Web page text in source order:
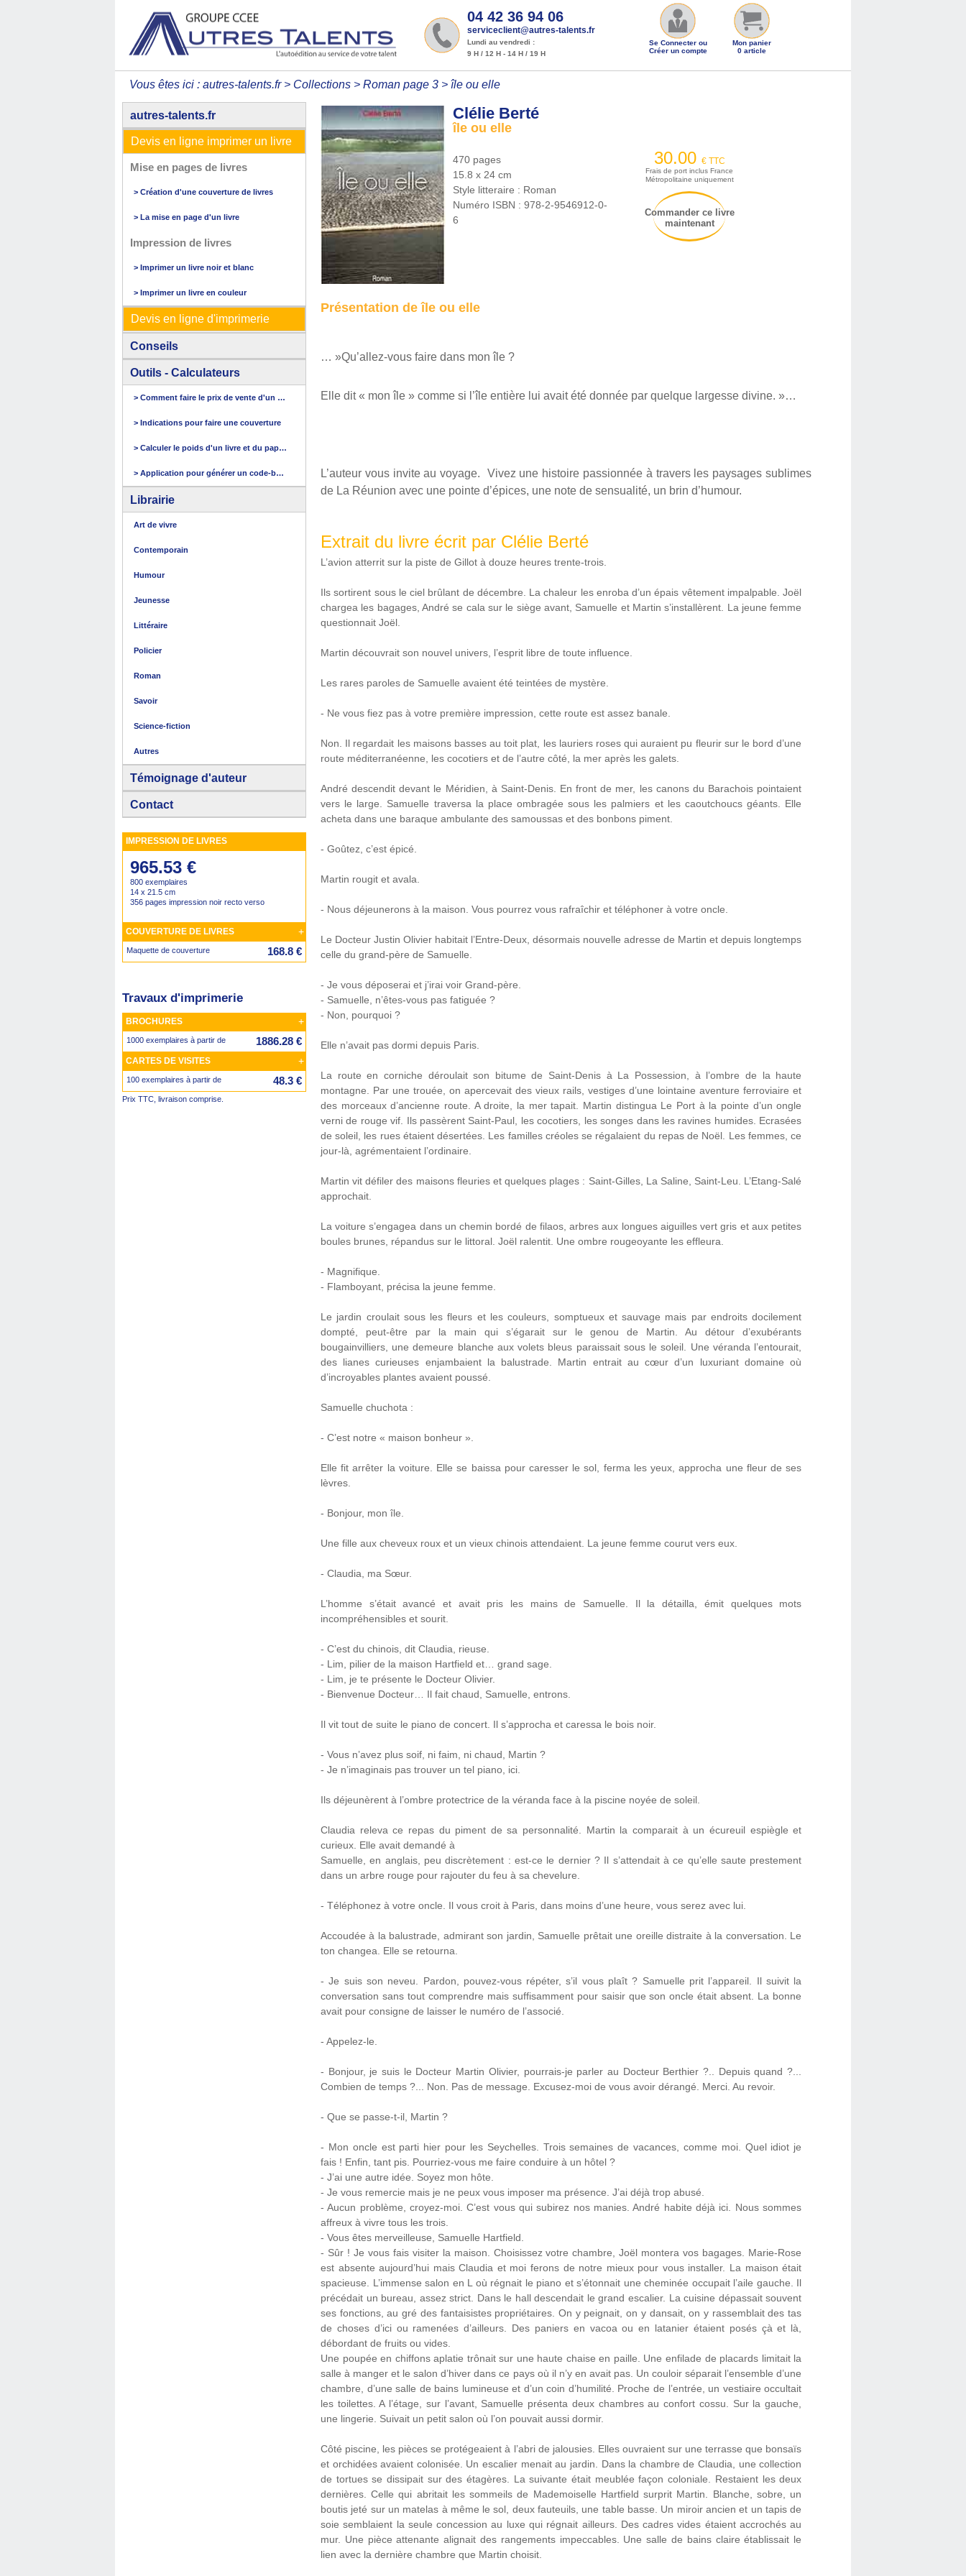
04 42 36 94 06
serviceclient@autres-talents.fr
Lundi au vendredi :
9 H / 12 H - 14 H / 19 H
Se Connecter ou
Créer un compte
Mon panier
0 article
Vous êtes ici : autres-talents.fr> Collections > Roman page 3 > île ou elle
autres-talents.fr
Devis en ligne imprimer un livre
Mise en pages de livres
> Création d'une couverture de livres
> La mise en page d'un livre
Impression de livres
> Imprimer un livre noir et blanc
> Imprimer un livre en couleur
Devis en ligne d'imprimerie
Conseils
Outils - Calculateurs
> Comment faire le prix de vente d'un livre
> Indications pour faire une couverture
> Calculer le poids d'un livre et du papier
> Application pour générer un code-barres
Librairie
Art de vivre
Contemporain
Humour
Jeunesse
Littéraire
Policier
Roman
Savoir
Science-fiction
Autres
Témoignage d'auteur
Contact
IMPRESSION DE LIVRES
965.53 €
800 exemplaires
14 x 21.5 cm
356 pages impression noir recto verso
COUVERTURE DE LIVRES +
Maquette de couverture 168.8 €
Travaux d'imprimerie
BROCHURES +
1000 exemplaires à partir de 1886.28 €
CARTES DE VISITES +
100 exemplaires à partir de 48.3 €
Prix TTC, livraison comprise.
Clélie Berté
île ou elle
470 pages
15.8 x 24 cm
Style litteraire : Roman
Numéro ISBN :978-2-9546912-0-
6
30.00 € TTC
Frais de port inclus France
Métropolitaine uniquement
Commander ce livre
maintenant
Présentation de île ou elle
… »Qu’allez-vous faire dans mon île ?
Elle dit « mon île » comme si l’île entière lui avait été donnée par quelque largesse divine. »…
L’auteur vous invite au voyage.
Vivez une histoire passionnée à travers les paysages sublimes
de La Réunion avec une pointe d’épices, une note de sensualité, un brin d’humour.
Extrait du livre écrit par Clélie Berté
L’avion atterrit sur la piste de Gillot à douze heures trente-trois.
Ils sortirent sous le ciel brûlant de décembre. La chaleur les enroba d’un épais vêtement impalpable. Joël
chargea les bagages, André se cala sur le siège avant, Samuelle et Martin s’installèrent. La jeune femme
questionnait Joël.
Martin découvrait son nouvel univers, l’esprit libre de toute influence.
Les rares paroles de Samuelle avaient été teintées de mystère.
- Ne vous fiez pas à votre première impression, cette route est assez banale.
Non. Il regardait les maisons basses au toit plat, les lauriers roses qui auraient pu fleurir sur le bord d’une
route méditerranéenne, les cocotiers et de l’autre côté, la mer après les galets.
André descendit devant le Méridien, à Saint-Denis. En front de mer, les canons du Barachois pointaient
vers le large. Samuelle traversa la place ombragée sous les palmiers et les caoutchoucs géants. Elle
acheta dans une baraque ambulante des samoussas et des bonbons piment.
- Goûtez, c’est épicé.
Martin rougit et avala.
- Nous déjeunerons à la maison. Vous pourrez vous rafraîchir et téléphoner à votre oncle.
Le Docteur Justin Olivier habitait l’Entre-Deux, désormais nouvelle adresse de Martin et depuis longtemps
celle du grand-père de Samuelle.
- Je vous déposerai et j’irai voir Grand-père.
- Samuelle, n’êtes-vous pas fatiguée ?
- Non, pourquoi ?
Elle n’avait pas dormi depuis Paris.
La route en corniche déroulait son bitume de Saint-Denis à La Possession, à l’ombre de la haute
montagne. Par une trouée, on apercevait des vieux rails, vestiges d’une lointaine aventure ferroviaire et
des morceaux d’ancienne route. A droite, la mer tapait. Martin distingua Le Port à la pointe d’un ongle
verni de rouge vif. Ils passèrent Saint-Paul, les cocotiers, les songes dans les ravines humides. Ecrasées
de soleil, les rues étaient désertées. Les familles créoles se régalaient du repas de Noël. Les femmes, ce
jour-là, agrémentaient l’ordinaire.
Martin vit défiler des maisons fleuries et quelques plages : Saint-Gilles, La Saline, Saint-Leu. L’Etang-Salé
approchait.
La voiture s’engagea dans un chemin bordé de filaos, arbres aux longues aiguilles vert gris et aux petites
boules brunes, répandus sur le littoral. Joël ralentit. Une ombre rougeoyante les effleura.
- Magnifique.
- Flamboyant, précisa la jeune femme.
Le jardin croulait sous les fleurs et les couleurs, somptueux et sauvage mais par endroits docilement
dompté, peut-être par la main qui s’égarait sur le genou de Martin. Au détour d’exubérants
bougainvilliers, une demeure blanche aux volets bleus paraissait sous le soleil. Une véranda l’entourait,
des lianes curieuses enjambaient la balustrade. Martin entrait au cœur d’un luxuriant domaine où
d’incroyables plantes avaient poussé.
Samuelle chuchota :
- C’est notre « maison bonheur ».
Elle fit arrêter la voiture. Elle se baissa pour caresser le sol, ferma les yeux, approcha une fleur de ses
lèvres.
- Bonjour, mon île.
Une fille aux cheveux roux et un vieux chinois attendaient. La jeune femme courut vers eux.
- Claudia, ma Sœur.
L’homme s’était avancé et avait pris les mains de Samuelle. Il la détailla, émit quelques mots
incompréhensibles et sourit.
- C’est du chinois, dit Claudia, rieuse.
- Lim, pilier de la maison Hartfield et… grand sage.
- Lim, je te présente le Docteur Olivier.
- Bienvenue Docteur… Il fait chaud, Samuelle, entrons.
Il vit tout de suite le piano de concert. Il s’approcha et caressa le bois noir.
- Vous n’avez plus soif, ni faim, ni chaud, Martin ?
- Je n’imaginais pas trouver un tel piano, ici.
Ils déjeunèrent à l’ombre protectrice de la véranda face à la piscine noyée de soleil.
Claudia releva ce repas du piment de sa personnalité. Martin la comparait à un écureuil espiègle et
curieux. Elle avait demandé à
Samuelle, en anglais, peu discrètement : est-ce le dernier ? Il s’attendait à ce qu’elle saute prestement
dans un arbre rouge pour rajouter du feu à sa chevelure.
- Téléphonez à votre oncle. Il vous croit à Paris, dans moins d’une heure, vous serez avec lui.
Accoudée à la balustrade, admirant son jardin, Samuelle prêtait une oreille distraite à la conversation. Le
ton changea. Elle se retourna.
- Je suis son neveu. Pardon, pouvez-vous répéter, s’il vous plaît ? Samuelle prit l’appareil. Il suivit la
conversation sans tout comprendre mais suffisamment pour saisir que son oncle était absent. La bonne
avait pour consigne de laisser le numéro de l’associé.
- Appelez-le.
- Bonjour, je suis le Docteur Martin Olivier, pourrais-je parler au Docteur Berthier ?.. Depuis quand ?...
Combien de temps ?... Non. Pas de message. Excusez-moi de vous avoir dérangé. Merci. Au revoir.
- Que se passe-t-il, Martin ?
- Mon oncle est parti hier pour les Seychelles. Trois semaines de vacances, comme moi. Quel idiot je
fais ! Enfin, tant pis. Pourriez-vous me faire conduire à un hôtel ?
- J’ai une autre idée. Soyez mon hôte.
- Je vous remercie mais je ne peux vous imposer ma présence. J’ai déjà trop abusé.
- Aucun problème, croyez-moi. C’est vous qui subirez nos manies. André habite déjà ici. Nous sommes
affreux à vivre tous les trois.
- Vous êtes merveilleuse, Samuelle Hartfield.
- Sûr ! Je vous fais visiter la maison. Choisissez votre chambre, Joël montera vos bagages. Marie-Rose
est absente aujourd’hui mais Claudia et moi ferons de notre mieux pour vous installer. La maison était
spacieuse. L’immense salon en L où régnait le piano et s’étonnait une cheminée occupait l’aile gauche. Il
précédait un bureau, assez strict. Dans le hall descendait le grand escalier. La cuisine dépassait souvent
ses fonctions, au gré des fantaisistes propriétaires. On y peignait, on y dansait, on y rassemblait des tas
de choses d’ici ou ramenées d’ailleurs. Des paniers en vacoa ou en latanier étaient posés çà et là,
débordant de fruits ou vides.
Une poupée en chiffons aplatie trônait sur une haute chaise en paille. Une enfilade de placards limitait la
salle à manger et le salon d’hiver dans ce pays où il n’y en avait pas. Un couloir séparait l’ensemble d’une
chambre, d’une salle de bains lumineuse et d’un coin d’humilité. Proche de l’entrée, un vestiaire occultait
les toilettes. A l’étage, sur l’avant, Samuelle présenta deux chambres au confort cossu. Sur la gauche,
une lingerie. Suivait un petit salon où l’on pouvait aussi dormir.
Côté piscine, les pièces se protégeaient à l’abri de jalousies. Elles ouvraient sur une terrasse que bonsaïs
et orchidées avaient colonisée. Un escalier menait au jardin. Dans la chambre de Claudia, une collection
de tortues se dissipait sur des étagères. La suivante était meublée façon coloniale. Restaient les deux
dernières. Celle qui abritait les sommeils de Mademoiselle Hartfield surprit Martin. Blanche, sobre, un
boutis jeté sur un matelas à même le sol, deux fauteuils, une table basse. Un miroir ancien et un tapis de
soie semblaient la seule concession au luxe qui régnait ailleurs. Des cadres vides étaient accrochés au
mur. Une pièce attenante alignait des rangements impeccables. Une salle de bains claire établissait le
lien avec la dernière chambre que Martin choisit.